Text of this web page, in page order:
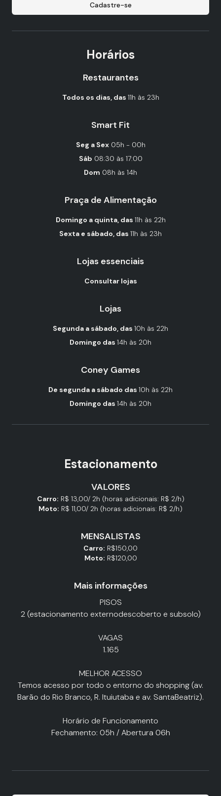
Cadastre-se
Horários
Restaurantes
Todos os dias, das 11h às 23h
Smart Fit
Seg a Sex 05h - 00h
Sáb 08:30 às 17:00
Dom 08h às 14h
Praça de Alimentação
Domingo a quinta, das 11h às 22h
Sexta e sábado, das 11h às 23h
Lojas essenciais
Consultar lojas
Lojas
Segunda a sábado, das 10h às 22h
Domingo das 14h às 20h
Coney Games
De segunda a sábado das 10h às 22h
Domingo das 14h às 20h
Estacionamento
VALORES
Carro: R$ 13,00/ 2h (horas adicionais: R$ 2/h)
Moto: R$ 11,00/ 2h (horas adicionais: R$ 2/h)
MENSALISTAS
Carro: R$150,00
Moto: R$120,00
Mais informações
PISOS
2 (estacionamento externodescoberto e subsolo)
VAGAS
1.165
MELHOR ACESSO
Temos acesso por todo o entorno do shopping (av.
Barão do Rio Branco, R. Ituiutaba e av. SantaBeatriz).
Horário de Funcionamento
Fechamento: 05h / Abertura 06h